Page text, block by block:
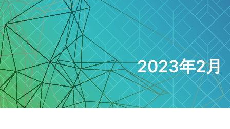
2023年2月